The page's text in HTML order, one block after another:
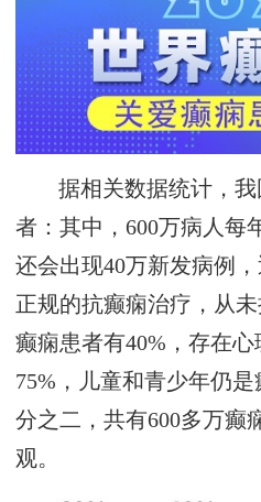
据相关数据统计，
者：其中，600万病人每
还会出现40万新发病例
正规的抗癫痫治疗，从
癫痫患者有40%，存在
75%，儿童和青少年仍
分之二，共有600多万癫
观。